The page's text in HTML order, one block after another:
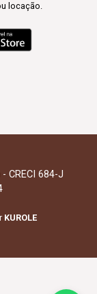
locação.
CRECI 684-J
KUROLE